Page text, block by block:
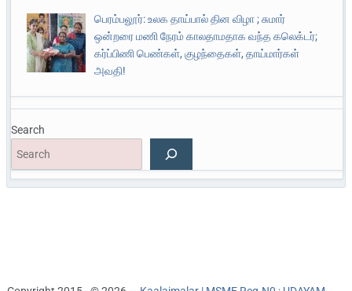
பெரம்பலூர்: உலக தாய்பால் தின விழா ; சுமார்
ஒன்றரை மணி நேரம் காலதாமதாக வந்த கலெக்டர்;
கர்ப்பிணி பெண்கள், குழந்தைகள், தாய்மார்கள்
அவதி!
Search